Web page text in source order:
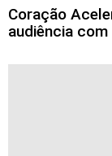
Coração
audiência